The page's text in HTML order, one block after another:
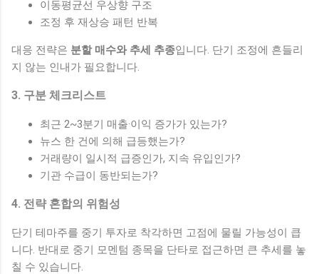
이동평균선 우상향 구조
조정 후 재상승 패턴 반복
대응 전략은 분할 매수와 추세 추종입니다. 단기 조정에 흔들리
지 않는 인내가 필요합니다.
3. 구분 체크리스트
최근 2~3분기 매출·이익 증가가 있는가?
뉴스 한 건에 의해 급등했는가?
거래량이 일시적 급증인가, 지속 유입인가?
기관 수급이 동반되는가?
4. 전략 혼합의 위험성
단기 테마주를 중기 투자로 착각하면 고점에 물릴 가능성이 큽
니다. 반대로 중기 모멘텀 종목을 단타로 접근하면 큰 추세를 놓
칠 수 있습니다.